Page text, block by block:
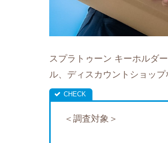
スプラトゥーン キーホルダ
ル、ディスカウントショップ
＜調査対象＞